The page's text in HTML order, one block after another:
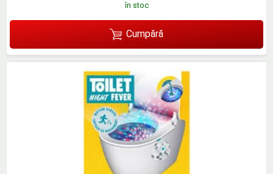
în stoc
Cumpără